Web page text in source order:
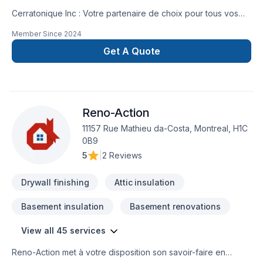
Cerratonique Inc : Votre partenaire de choix pour tous vos
carrelage, nous offrons une gamme complète de services de
construction pour transformer votre espace. De l'installation
de céramique haut de gamme à la finition intérieure
intérieure et extérieureProjets personnalisésPrêt à
concrétiser votre projet ? Contactez-nous dès maintenant
pour une estimation gratuite.367-383-
8097cerratonic1@gmail.com
Member Since 2024
Get A Quote
Reno-Action
11157 Rue Mathieu da-Costa, Montreal, H1C
0B9
5
2 Reviews
Drywall finishing Attic insulation
Basement insulation Basement renovations
View all 45 services
Reno-Action met à votre disposition son savoir-faire en